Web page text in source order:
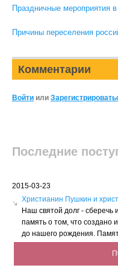
Праздничные мероприятия
Причины переселения
Комментарии
Войти или
Последние
2015-03-23
Христианин Пушкин и
Наш святой долг -
память о том, что создано
до нашего рождения.